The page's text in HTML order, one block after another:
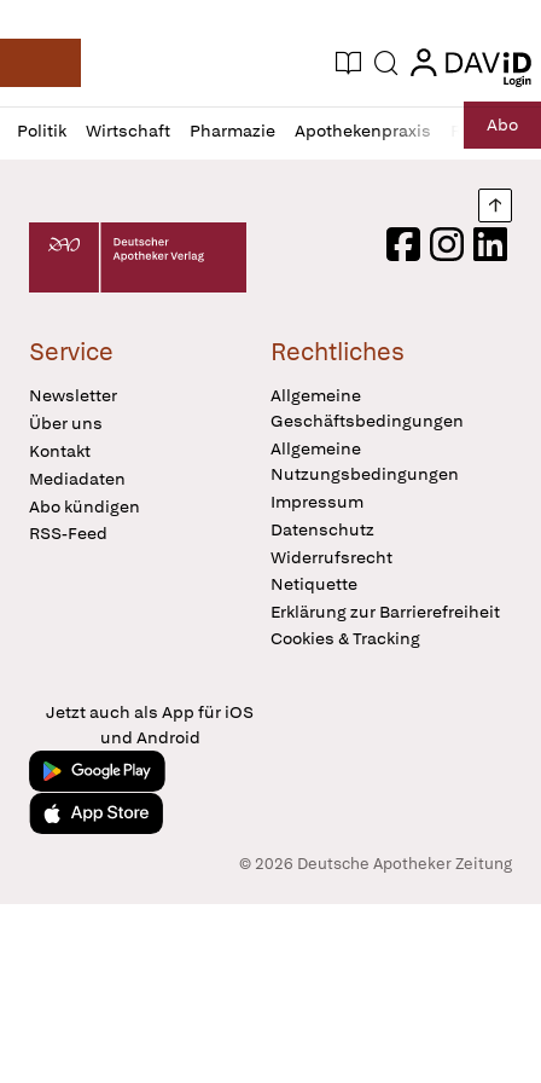
Deutsche Apotheker Zeitung
Aktuelle Ausgabe
Suche login
login
Politik Wirtschaft Pharmazie Apothekenpraxis RechtAbo
Profil
öffnen
Daz
Pur
Deutscher Apotheker Verlag Logo
FacebookInstagram
Service
Newsletter
Über uns
Kontakt
Mediadaten
Abo kündigen
RSS-Feed
Rechtliches
Allgemeine
Geschäftsbedingungen
Allgemeine
Nutzungsbedingungen
Impressum
Datenschutz
Widerrufsrecht
Netiquette
Erklärung zur Barrierefreiheit
Cookies & Tracking
Jetzt auch als App für iOS
und Android
Jetzt bei Google Play
Laden im App Store
© 2026 Deutsche Apotheker Zeitung